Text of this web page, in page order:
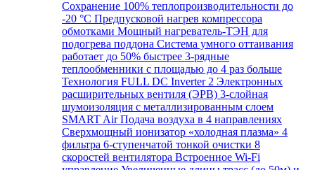
Сохранение 100% теплопроизводительности до
-20 °C Предпусковой нагрев компрессора
обмотками Мощный нагреватель-ТЭН для
подогрева поддона Система умного оттаивания
работает до 50% быстрее 3-рядные
теплообменники с площадью до 4 раз больше
Технология FULL DC Inverter 2 Электронных
расширительных вентиля (ЭРВ) 3-слойная
шумоизоляция с металлизированным слоем
SMART Air Подача воздуха в 4 направлениях
Сверхмощный ионизатор «холодная плазма» 4
фильтра 6-ступенчатой тонкой очистки 8
скоростей вентилятора Встроенное Wi-Fi